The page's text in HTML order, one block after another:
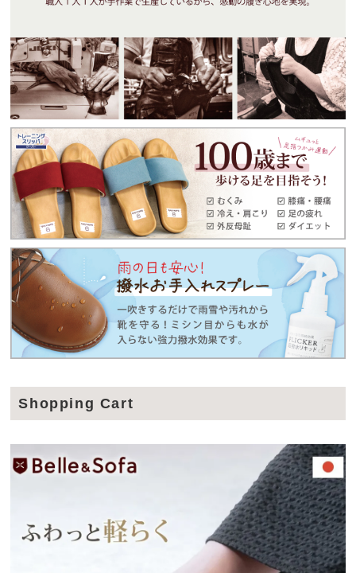
Shopping Cart